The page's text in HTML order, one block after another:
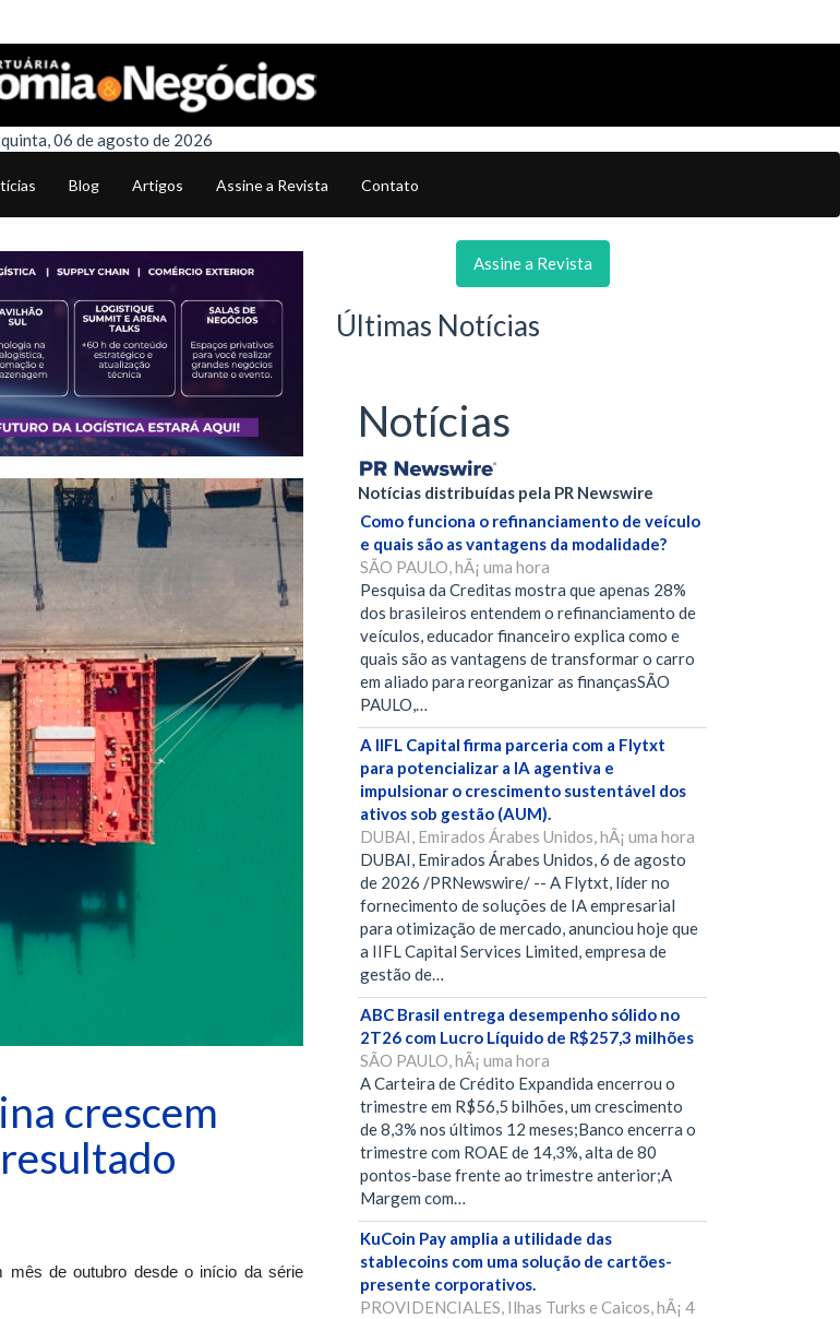
quinta, 06 de agosto de 2026
Blog Artigos Assine a Revista Contato
crescem
mês de outubro desde o início da série
Assine a Revista
Últimas Notícias
Notícias
Notícias distribuídas pela PR Newswire
Como funciona o refinanciamento de veículo
e quais são as vantagens da modalidade?
SÃO PAULO, hÃ¡ uma hora
Pesquisa da Creditas mostra que apenas 28%
dos brasileiros entendem o refinanciamento de
veículos, educador financeiro explica como e
quais são as vantagens de transformar o carro
em aliado para reorganizar as finançasSÃO
PAULO,…
A IIFL Capital firma parceria com a Flytxt
para potencializar a IA agentiva e
impulsionar o crescimento sustentável dos
ativos sob gestão (AUM).
DUBAI, Emirados Árabes Unidos, hÃ¡ uma hora
DUBAI, Emirados Árabes Unidos, 6 de agosto
de 2026 /PRNewswire/ -- A Flytxt, líder no
fornecimento de soluções de IA empresarial
para otimização de mercado, anunciou hoje que
a IIFL Capital Services Limited, empresa de
gestão de…
ABC Brasil entrega desempenho sólido no
2T26 com Lucro Líquido de R$257,3 milhões
SÃO PAULO, hÃ¡ uma hora
A Carteira de Crédito Expandida encerrou o
trimestre em R$56,5 bilhões, um crescimento
de 8,3% nos últimos 12 meses;Banco encerra o
trimestre com ROAE de 14,3%, alta de 80
pontos-base frente ao trimestre anterior;A
Margem com…
KuCoin Pay amplia a utilidade das
stablecoins com uma solução de cartões-
presente corporativos.
PROVIDENCIALES, Ilhas Turks e Caicos, hÃ¡ 4